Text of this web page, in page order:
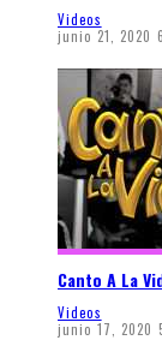
Videos
junio 21, 2020
Canto A La
Videos
junio 17, 2020